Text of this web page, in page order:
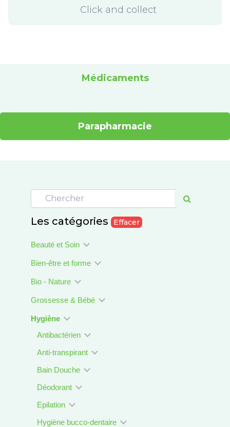
Click and collect
Médicaments
Parapharmacie
Les catégories Effacer
Beauté et Soin
Bien-être et forme
Bio - Nature
Grossesse & Bébé
Hygiène
Antibactérien
Anti-transpirant
Bain Douche
Déodorant
Epilation
Hygiène bucco-dentaire